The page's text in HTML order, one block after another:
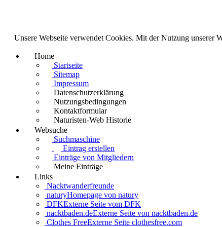
Unsere Webseite verwendet Cookies. Mit der Nutzung unserer
Home
Startseite
Sitemap
Impressum
Datenschutzerklärung
Nutzungsbedingungen
Kontaktformular
Naturisten-Web Historie
Websuche
Suchmaschine
Eintrag erstellen
Einträge von Mitgliedern
Meine Einträge
Links
Nacktwanderfreunde
naturyHomepage von natury
DFKExterne Seite vom DFK
nacktbaden.deExterne Seite von nacktbaden.de
Clothes FreeExterne Seite clothesfree.com